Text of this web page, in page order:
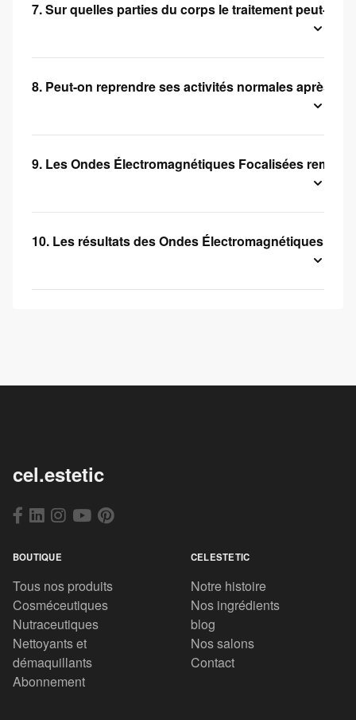
7. Sur quelles parties du corps le traitement peut-il
8. Peut-on reprendre ses activités normales après
9. Les Ondes Électromagnétiques Focalisées
10. Les résultats des Ondes Électromagnétiques
cel.estetic
BOUTIQUE
Tous nos produits
Cosméceutiques
Nutraceutiques
Nettoyants et
démaquillants
Abonnement
CELESTETIC
Notre histoire
Nos ingrédients
blog
Nos salons
Contact